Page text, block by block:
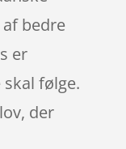
bedre
er
følge.
der